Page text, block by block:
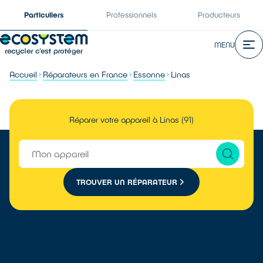
Particuliers Professionnels Producteurs
MENU
Accueil Réparateurs en France Essonne Linas
Réparer votre appareil à Linas (91)
TROUVER UN RÉPARATEUR